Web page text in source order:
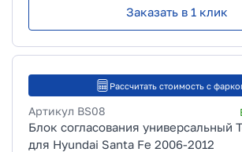
Заказать в 1 клик
Рассчитать стоимость с
Артикул BS08
Блок согласования универсальный
для Hyundai Santa Fe 2006-2012